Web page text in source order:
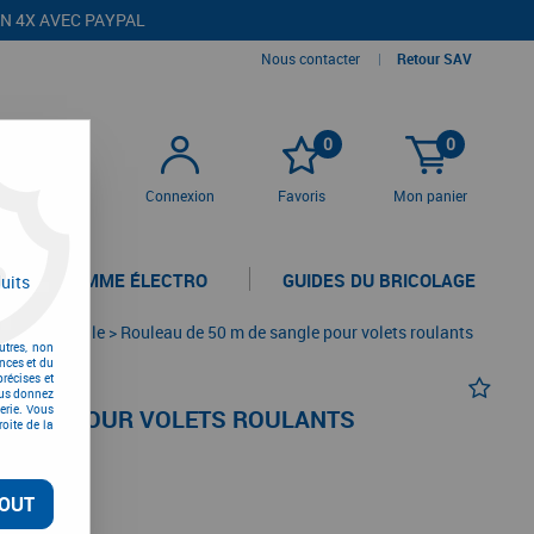
4X AVEC PAYPAL
Nous contacter | Retour SAV
Connexion
0
Favoris
0
Mon panier
LA GAMME ÉLECTRO GUIDES DU BRICOLAGE
par sangle > Rouleau de 50 m de sangle pour volets roulants
POUR VOLETS ROULANTS
non
et du
et
donnez
Vous
de la